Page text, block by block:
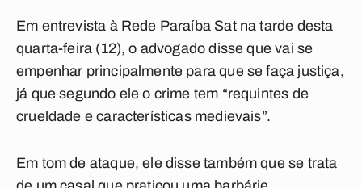
Em entrevista à Rede Paraíba Sat na tarde desta
quarta-feira (12), o advogado disse que vai se
empenhar principalmente para que se faça justiça,
já que segundo ele o crime tem “requintes de
crueldade e características medievais”.
Em tom de ataque, ele disse também que se trata